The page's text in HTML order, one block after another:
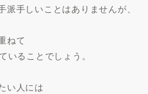
手しいことはありませんが、
ねて
いることでしょう。
い人には